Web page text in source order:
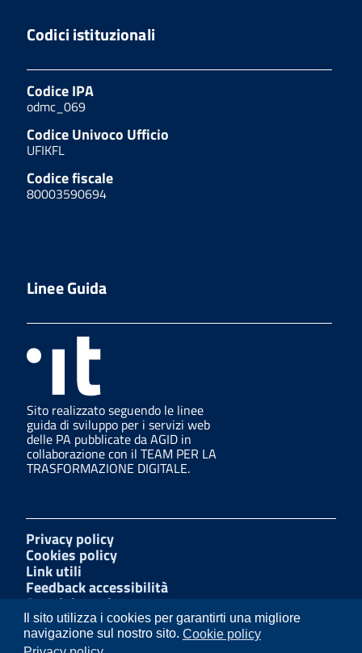
Il sito utilizza i cookies per garantirti una migliore
navigazione sul nostro sito. Cookie policy
Codici istituzionali
Codice IPA
odmc_069
Codice Univoco Ufficio
UFIKFL
Codice fiscale
80003590694
Linee Guida
Sito realizzato seguendo le linee
guida di sviluppo per i servizi web
delle PA pubblicate da AGID in
collaborazione con il TEAM PER LA
TRASFORMAZIONE DIGITALE.
Privacy policy
Cookies policy
Link utili
Feedback accessibilità
Amministrazione trasparente
W3C Css
Mappa del sito